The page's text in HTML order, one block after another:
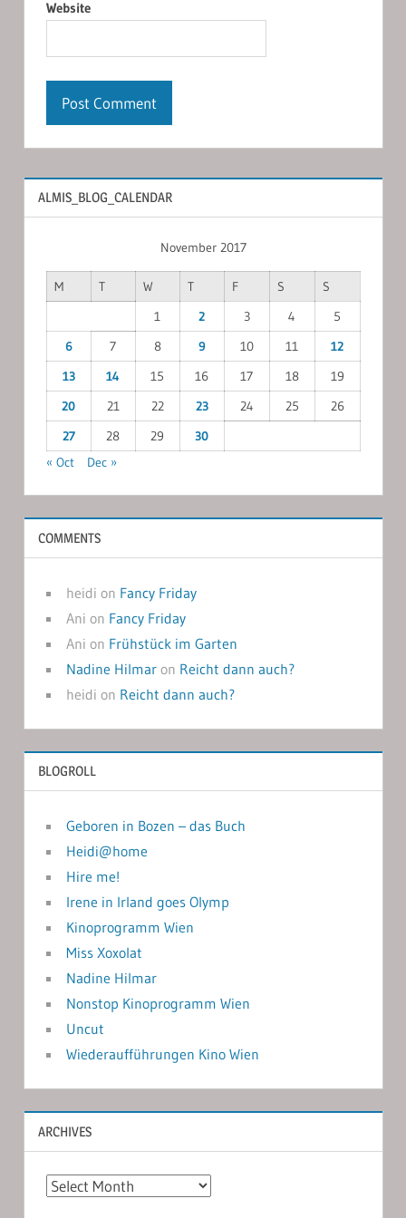
Website
ALMIS_BLOG_CALENDAR
November 2017
M T W T F S
S
1
2 3 4
5
6
7 8 9 10 11
12
13
14 15 16 17 18
19
20
21 22 23 24 25
26
27
28 29
30
« Oct
Dec »
COMMENTS
heidi on Fancy Friday
Ani on Fancy Friday
Ani on Frühstück im Garten
Nadine Hilmaron Reicht dann auch?
heidi on Reicht dann auch?
BLOGROLL
Geboren in Bozen – das Buch
Heidi@home
Hire me!
Irene in Irland goes Olymp
Kinoprogramm Wien
Miss Xoxolat
Nadine Hilmar
Nonstop Kinoprogramm Wien
Uncut
Wiederaufführungen Kino Wien
ARCHIVES
Archives